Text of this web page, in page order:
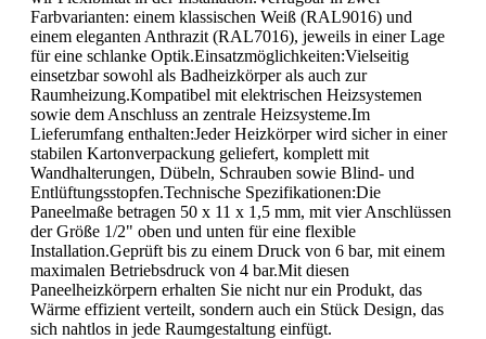
Farbvarianten: einem klassischen Weiß (RAL9016) und
einem eleganten Anthrazit (RAL7016), jeweils in einer Lage
für eine schlanke Optik.Einsatzmöglichkeiten:Vielseitig
einsetzbar sowohl als Badheizkörper als auch zur
Raumheizung.Kompatibel mit elektrischen Heizsystemen
sowie dem Anschluss an zentrale Heizsysteme.Im
Lieferumfang enthalten:Jeder Heizkörper wird sicher in einer
stabilen Kartonverpackung geliefert, komplett mit
Wandhalterungen, Dübeln, Schrauben sowie Blind- und
Entlüftungsstopfen.Technische Spezifikationen:Die
Paneelmaße betragen 50 x 11 x 1,5 mm, mit vier Anschlüssen
der Größe 1/2" oben und unten für eine flexible
Installation.Geprüft bis zu einem Druck von 6 bar, mit einem
maximalen Betriebsdruck von 4 bar.Mit diesen
Paneelheizkörpern erhalten Sie nicht nur ein Produkt, das
Wärme effizient verteilt, sondern auch ein Stück Design, das
sich nahtlos in jede Raumgestaltung einfügt.